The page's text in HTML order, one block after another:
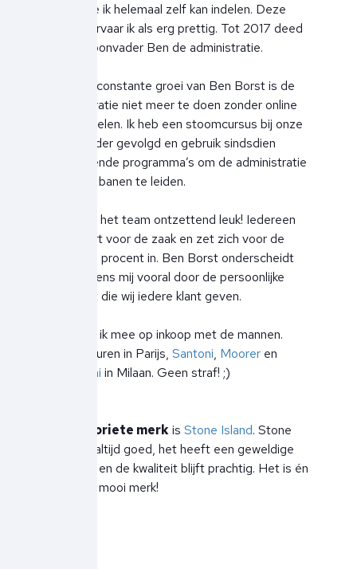
week, die ik helemaal zelf kan indelen. Deze
vrijheid ervaar ik als erg prettig. Tot 2017 deed
mijn schoonvader Ben de administratie.
Door de constante groei van Ben Borst is de
administratie niet meer te doen zonder online
hulpmiddelen. Ik heb een stoomcursus bij onze
boekhouder gevolgd en gebruik sindsdien
verschillende programma’s om de administratie
in goede banen te leiden.
Verder is het team ontzettend leuk! Iedereen
heeft hart voor de zaak en zet zich voor de
volle 100 procent in. Ben Borst onderscheidt
zich volgens mij vooral door de persoonlijke
aandacht die wij iedere klant geven.
Soms ga ik mee op inkoop met de mannen.
Ralph Lauren in Parijs, Santoni, Moorer en
Corneliani in Milaan. Geen straf! ;)
favoriete merkis Stone Island. Stone
Island is altijd goed, het heeft een geweldige
pasvorm en de kwaliteit blijft prachtig. Het is én
blijft een mooi merk!